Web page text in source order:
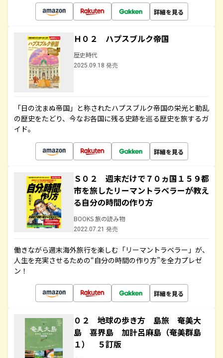
詳細を見る
Ｈ０２ ハプスブルク帝国
歴史時代
2025.09.18 発売
「日の沈まぬ帝国」と称されたハプスブルク帝国の栄光と動乱
の歴史をたどり、今なお各国に残る史跡を巡る歴史を旅するガ
イド。
詳細を見る
Ｓ０２ 週末だけで７０ヵ国１５９都
市を旅したリーマントラベラーが教え
る自分の時間の作り方
BOOKS 旅の読み物
2022.07.21 発売
働きながら週末海外旅行を楽しむ「リーマントラベラー」が、
人生を充実させるための“自分の時間の作り方”を全力プレゼ
ン！
詳細を見る
０２ 地球の歩き方 島旅 奄美大
島 喜界島 加計呂麻島（奄美群島
１） ５訂版